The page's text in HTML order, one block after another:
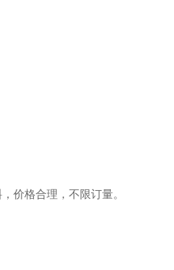
价格合理，不限订量。